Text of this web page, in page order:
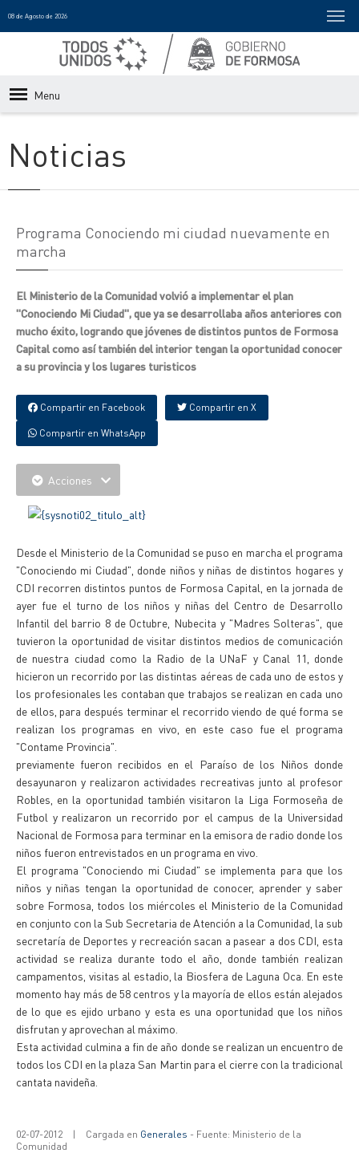
08 de Agosto de 2026
Menu
Noticias
Programa Conociendo mi ciudad nuevamente en
marcha
El Ministerio de la Comunidad volvió a implementar el plan
"Conociendo Mi Ciudad", que ya se desarrollaba años anteriores con
mucho éxito, logrando que jóvenes de distintos puntos de Formosa
Capital como así también del interior tengan la oportunidad conocer
a su provincia y los lugares turisticos
Compartir en Facebook Compartir en X
Compartir en WhatsApp
Acciones
Desde el Ministerio de la Comunidad se puso en marcha el programa
"Conociendo mi Ciudad", donde niños y niñas de distintos hogares y
CDI recorren distintos puntos de Formosa Capital, en la jornada de
ayer fue el turno de los niños y niñas del Centro de Desarrollo
Infantil del barrio 8 de Octubre, Nubecita y "Madres Solteras", que
tuvieron la oportunidad de visitar distintos medios de comunicación
de nuestra ciudad como la Radio de la UNaF y Canal 11, donde
hicieron un recorrido por las distintas aéreas de cada uno de estos y
los profesionales les contaban que trabajos se realizan en cada uno
de ellos, para después terminar el recorrido viendo de qué forma se
realizan los programas en vivo, en este caso fue el programa
"Contame Provincia".
previamente fueron recibidos en el Paraíso de los Niños donde
desayunaron y realizaron actividades recreativas junto al profesor
Robles, en la oportunidad también visitaron la Liga Formoseña de
Futbol y realizaron un recorrido por el campus de la Universidad
Nacional de Formosa para terminar en la emisora de radio donde los
niños fueron entrevistados en un programa en vivo.
El programa "Conociendo mi Ciudad" se implementa para que los
niños y niñas tengan la oportunidad de conocer, aprender y saber
sobre Formosa, todos los miércoles el Ministerio de la Comunidad
en conjunto con la Sub Secretaria de Atención a la Comunidad, la sub
secretaría de Deportes y recreación sacan a pasear a dos CDI, esta
actividad se realiza durante todo el año, donde también realizan
campamentos, visitas al estadio, la Biosfera de Laguna Oca. En este
momento hay más de 58 centros y la mayoría de ellos están alejados
de lo que es ejido urbano y esta es una oportunidad que los niños
disfrutan y aprovechan al máximo.
Esta actividad culmina a fin de año donde se realizan un encuentro de
todos los CDI en la plaza San Martin para el cierre con la tradicional
cantata navideña.
02-07-2012 | Cargada en Generales - Fuente: Ministerio de la
Comunidad